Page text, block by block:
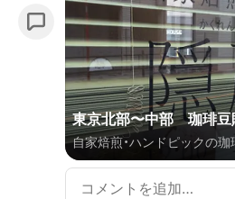
東京北部〜中部 珈琲豆
自家焙煎・ハンドピックの